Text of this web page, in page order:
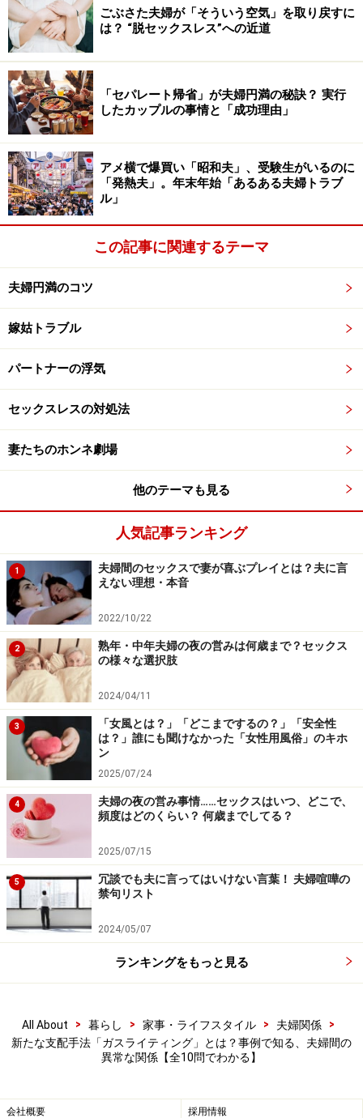
さらに最近、もっと外から見えにくい支配方法である
「ガスライティング」の事例も増えてきています。
「ガスライティング」の語源は、1944年のアメリカ映画
『ガス灯』。妻が夫により精神的に追い詰められ、次第
に正気を失っていく様子を描いた心理サスペンスの名作
で、ヒロイン役のイングリッド・バーグマンがアカデミ
ー主演女優賞を受賞した作品としても有名です。
ガスライティングの手法は、ささいな嫌がらせを行った
り、わざと誤った情報を提示し続けたりすることで、被
害者が自身の記憶や知覚、正気などを疑うよう仕向ける
心理的虐待。
自分が虐待されていることをモラハラよりも自覚しにく
く、「私がおかしいのかも？」と自分を疑い続けている
うちにメンタルを病み、パートナーに完全に支配されて
しまうことも少なくありません。
夫婦間の「ガスライティング」実例
モラハラより自覚しづらい、事例で知る「ガスライティン
グ」
最近、夫婦仲相談所に寄せられたものにも、ガスライテ
ィングを思わせる案件があります。
（1）妊娠中の体調不良に苦しむ30代女性の事例
「今妊娠中ですごい倦怠感なんです。体調がすぐれず、
買い物や家事がうまくできないことがよくあります。夫
に頼まれたものを買い忘れたり、やろうと思っていた手
続きができなかったりすると、夫からは、
『なんで昨日言ったことを忘れるわけ？』
『子どもが生まれたらもっといろいろ大変になるよ。今
からそんな風でどうするんだ』
『母親としてやっていけるのか心配だ』
などと、ため息交じりに言われます。決して怒鳴られる
落ち込みます。このまま出産を迎えて子どものお世話を
しなければいけないと思うとどんどん不安も大きくなっ
になれるでしょうか」（30代女性）
ごぶさた夫婦が「そういう空気」を取り戻すに
は？ “脱セックスレス”への近道
「セパレート帰省」が夫婦円満の秘訣？ 実行
したカップルの事情と「成功理由」
アメ横で爆買い「昭和夫」、受験生がいるのに
「発熱夫」。年末年始「あるある夫婦トラブ
ル」
この記事に関連するテーマ
夫婦円満のコツ
嫁姑トラブル
パートナーの浮気
セックスレスの対処法
妻たちのホンネ劇場
他のテーマも見る
人気記事ランキング
1
夫婦間のセックスで妻が喜ぶプレイとは？夫に言
えない理想・本音
2022/10/22
2
熟年・中年夫婦の夜の営みは何歳まで？セックス
の様々な選択肢
2024/04/11
3
「女風とは？」「どこまでするの？」「安全性
は？」誰にも聞けなかった「女性用風俗」のキホ
ン
2025/07/24
4
夫婦の夜の営み事情……セックスはいつ、どこで、
頻度はどのくらい？ 何歳までしてる？
2025/07/15
5
冗談でも夫に言ってはいけない言葉！ 夫婦喧嘩の
禁句リスト
2024/05/07
ランキングをもっと見る
All About > 暮らし > 家事・ライフスタイル > 夫婦関係
>
新たな支配手法「ガスライティング」とは？事例で知る、夫婦間の
異常な関係【全10問でわかる】
会社概要 採用情報